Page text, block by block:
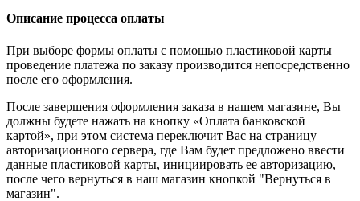
Описание процесса оплаты
При выборе формы оплаты с помощью пластиковой карты
проведение платежа по заказу производится непосредственно
после его оформления.
После завершения оформления заказа в нашем магазине, Вы
должны будете нажать на кнопку «Оплата банковской
картой», при этом система переключит Вас на страницу
авторизационного сервера, где Вам будет предложено ввести
данные пластиковой карты, инициировать ее авторизацию,
после чего вернуться в наш магазин кнопкой "Вернуться в
магазин".